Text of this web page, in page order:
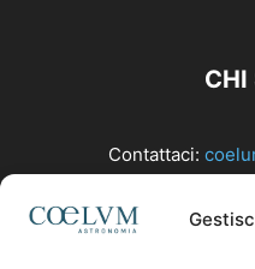
CHI
Contattaci: